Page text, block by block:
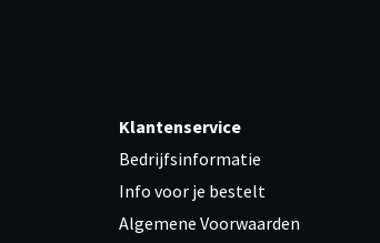
Klantenservice
Bedrijfsinformatie
Info voor je bestelt
Algemene Voorwaarden